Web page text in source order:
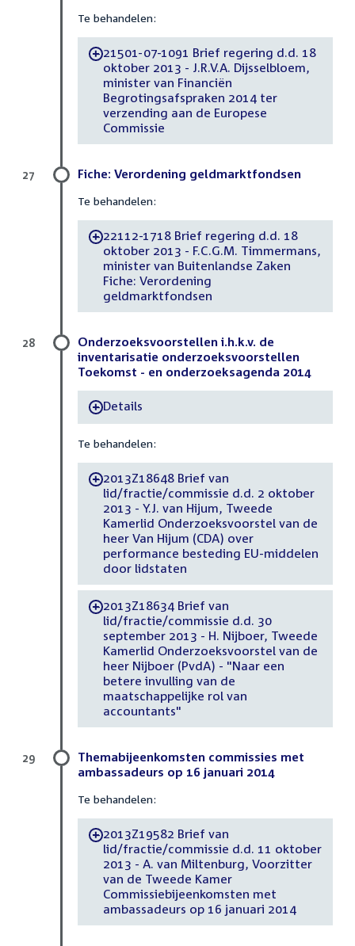
Te behandelen:
-21501-07-1091 Brief regering d.d. 18
oktober 2013 - J.R.V.A. Dijsselbloem,
minister van Financiën
Begrotingsafspraken 2014 ter
verzending aan de Europese
Commissie
Fiche: Verordening geldmarktfondsen
Te behandelen:
-22112-1718 Brief regering d.d. 18
oktober 2013 - F.C.G.M. Timmermans,
minister van Buitenlandse Zaken
Fiche: Verordening
geldmarktfondsen
27
Onderzoeksvoorstellen i.h.k.v. de
inventarisatie onderzoeksvoorstellen
Toekomst - en onderzoeksagenda 2014
-Details
Te behandelen:
-2013Z18648 Brief van
lid/fractie/commissie d.d. 2 oktober
2013 - Y.J. van Hijum, Tweede
Kamerlid Onderzoeksvoorstel van de
heer Van Hijum (CDA) over
performance besteding EU-middelen
door lidstaten
-2013Z18634 Brief van
lid/fractie/commissie d.d. 30
september 2013 - H. Nijboer, Tweede
Kamerlid Onderzoeksvoorstel van de
heer Nijboer (PvdA) - "Naar een
betere invulling van de
maatschappelijke rol van
accountants"
28
Themabijeenkomsten commissies met
ambassadeurs op 16 januari 2014
Te behandelen:
-2013Z19582 Brief van
lid/fractie/commissie d.d. 11 oktober
2013 - A. van Miltenburg, Voorzitter
van de Tweede Kamer
Commissiebijeenkomsten met
ambassadeurs op 16 januari 2014
29